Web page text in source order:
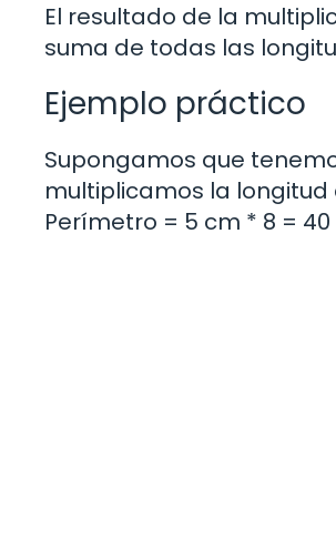
El resultado de la
suma de todas las
Ejemplo práctico
Supongamos que
multiplicamos la longitud
Perímetro = 5 cm * 8 =